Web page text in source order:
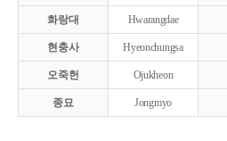
화랑대 Hwarangdae
현충사 Hyeonchungsa
오죽헌 Ojukheon
종묘 Jongmyo